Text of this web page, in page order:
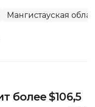
Мангистауская
более $106,5